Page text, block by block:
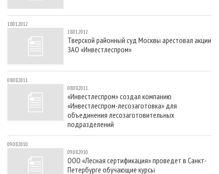
18.01.2012
18.01.2012
Тверской районный суд Москвы арестовал акции
ЗАО «Инвестлеспром»
08.08.2011
08.08.2011
«Инвестлеспром» создал компанию
«Инвестлеспром-лесозаготовка» для
объединения лесозаготовительных
подразделений
09.08.2010
09.08.2010
ООО «Лесная сертификация» проведет в Санкт-
Петербурге обучающие курсы